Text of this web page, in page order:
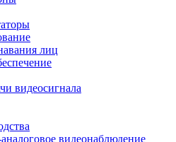
лиц
видеосигнала
видеонаблюдение